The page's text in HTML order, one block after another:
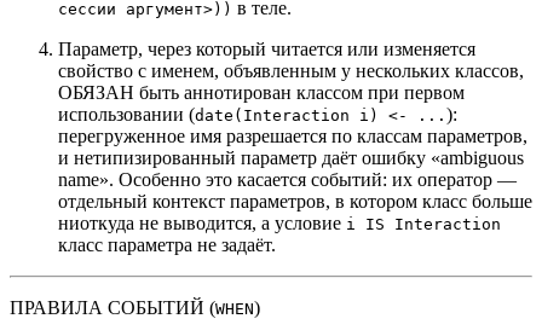
сессии аргумент>)) в теле.
Параметр, через который читается или изменяется
свойство с именем, объявленным у нескольких классов,
ОБЯЗАН быть аннотирован классом при первом
использовании (date(Interaction i) <- ... ):
перегруженное имя разрешается по классам параметров,
и нетипизированный параметр даёт ошибку «ambiguous
name». Особенно это касается событий: их оператор —
отдельный контекст параметров, в котором класс больше
ниоткуда не выводится, а условие i IS Interaction
класс параметра не задаёт.
ПРАВИЛА СОБЫТИЙ (WHEN)